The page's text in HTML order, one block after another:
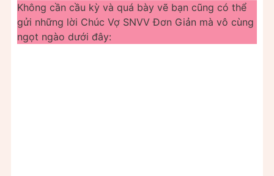
Không cần cầu kỳ và quá bày vẽ bạn cũng có thể
gửi những lời Chúc Vợ SNVV Đơn Giản mà vô cùng
ngọt ngào dưới đây: